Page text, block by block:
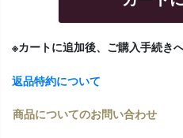
※カートに追加後、ご購入手続き
返品特約について
商品についてのお問い合わせ